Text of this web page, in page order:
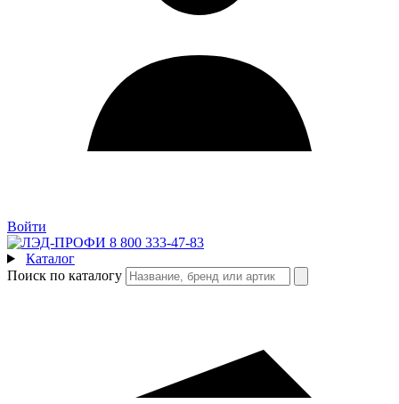
Войти
8 800 333-47-83
Каталог
Поиск по каталогу